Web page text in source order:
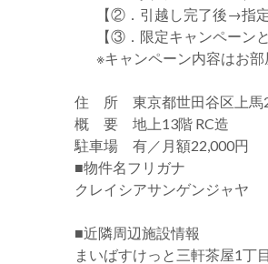
【②．引越し完了後→指
【③．限定キャンペーン
※キャンペーン内容はお部
住 所 東京都世田谷区上馬
概 要 地上13階 RC造
駐車場 有／月額22,000円
■物件名フリガナ
クレイシアサンゲンジャヤ
■近隣周辺施設情報
まいばすけっと三軒茶屋1丁